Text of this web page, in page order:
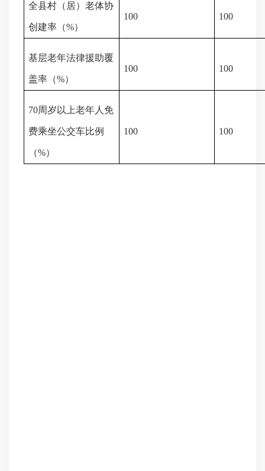
全县村（居）老体协
创建率（%）
100 100
基层老年法律援助覆
盖率（%）
100 100
70周岁以上老年人免
费乘坐公交车比例
（%）
100 100